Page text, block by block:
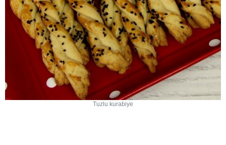
Tuzlu kurabiye